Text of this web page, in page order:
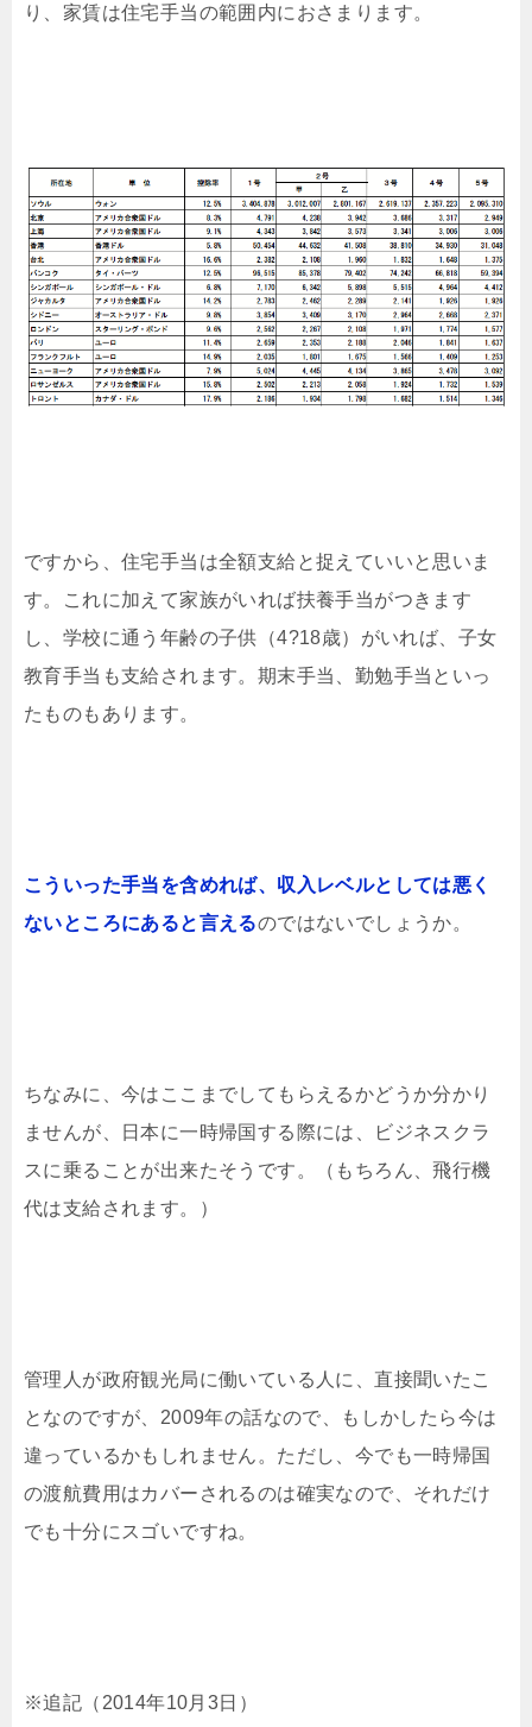
り、家賃は住宅手当の範囲内におさまります。
ですから、住宅手当は全額支給と捉えていいと思いま
す。これに加えて家族がいれば扶養手当がつきます
し、学校に通う年齢の子供（4?18歳）がいれば、子女
教育手当も支給されます。期末手当、勤勉手当といっ
たものもあります。
こういった手当を含めれば、収入レベルとしては悪く
ないところにあると言えるのではないでしょうか。
ちなみに、今はここまでしてもらえるかどうか分かり
ませんが、日本に一時帰国する際には、ビジネスクラ
スに乗ることが出来たそうです。（もちろん、飛行機
代は支給されます。）
管理人が政府観光局に働いている人に、直接聞いたこ
となのですが、2009年の話なので、もしかしたら今は
違っているかもしれません。ただし、今でも一時帰国
の渡航費用はカバーされるのは確実なので、それだけ
でも十分にスゴいですね。
※追記（2014年10月3日）